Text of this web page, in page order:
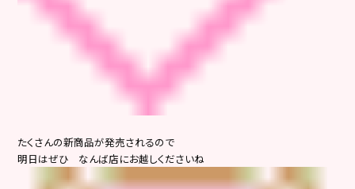
たくさんの新商品が発売されるので
明日はぜひ なんば店にお越しくださいね